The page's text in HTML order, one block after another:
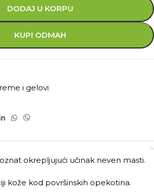
DODAJ U KORPU
KUPI ODMAH
i gelovi
okrepljujući učinak neven masti.
kože kod površinskih opekotina.